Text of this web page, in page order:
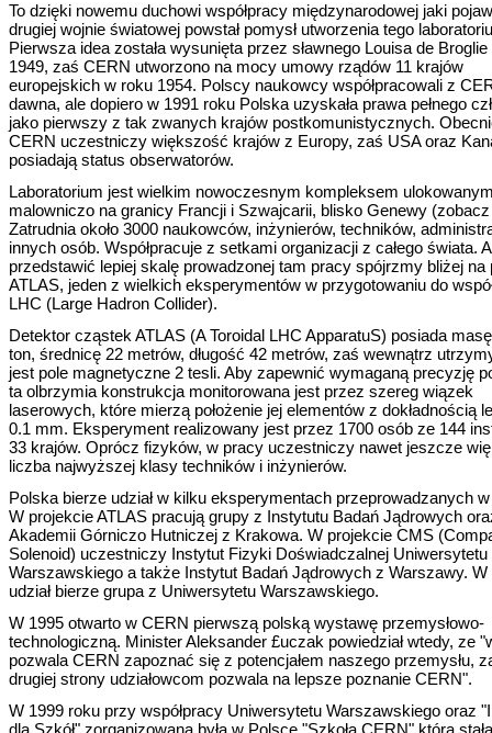
To dzięki nowemu duchowi współpracy międzynarodowej jaki
drugiej wojnie światowej powstał pomysł utworzenia tego
Pierwsza idea została wysunięta przez sławnego Louisa de
1949, zaś CERN utworzono na mocy umowy rządów 11 krajów
europejskich w roku 1954. Polscy naukowcy współpracowali z
dawna, ale dopiero w 1991 roku Polska uzyskała prawa pełnego
jako pierwszy z tak zwanych krajów postkomunistycznych.
CERN uczestniczy większość krajów z Europy, zaś USA oraz
posiadają status obserwatorów.
Laboratorium jest wielkim nowoczesnym kompleksem
malowniczo na granicy Francji i Szwajcarii, blisko Genewy
Zatrudnia około 3000 naukowców, inżynierów, techników,
innych osób. Współpracuje z setkami organizacji z całego świata.
przedstawić lepiej skalę prowadzonej tam pracy spójrzmy bliżej na
ATLAS, jeden z wielkich eksperymentów w przygotowaniu do
LHC (Large Hadron Collider).
Detektor cząstek ATLAS (A Toroidal LHC ApparatuS) posiada
ton, średnicę 22 metrów, długość 42 metrów, zaś wewnątrz
jest pole magnetyczne 2 tesli. Aby zapewnić wymaganą precyzję
ta olbrzymia konstrukcja monitorowana jest przez szereg wiązek
laserowych, które mierzą położenie jej elementów z dokładnością
0.1 mm. Eksperyment realizowany jest przez 1700 osób ze 144
33 krajów. Oprócz fizyków, w pracy uczestniczy nawet jeszcze
liczba najwyższej klasy techników i inżynierów.
Polska bierze udział w kilku eksperymentach przeprowadzanych
W projekcie ATLAS pracują grupy z Instytutu Badań Jądrowych
Akademii Górniczo Hutniczej z Krakowa. W projekcie CMS
Solenoid) uczestniczy Instytut Fizyki Doświadczalnej Uniwersytetu
Warszawskiego a także Instytut Badań Jądrowych z Warszawy.
udział bierze grupa z Uniwersytetu Warszawskiego.
W 1995 otwarto w CERN pierwszą polską wystawę przemysłowo-
technologiczną. Minister Aleksander £uczak powiedział wtedy, ze
pozwala CERN zapoznać się z potencjałem naszego przemysłu,
drugiej strony udziałowcom pozwala na lepsze poznanie CERN".
W 1999 roku przy współpracy Uniwersytetu Warszawskiego oraz
dla Szkół" zorganizowana była w Polsce "Szkoła CERN" która